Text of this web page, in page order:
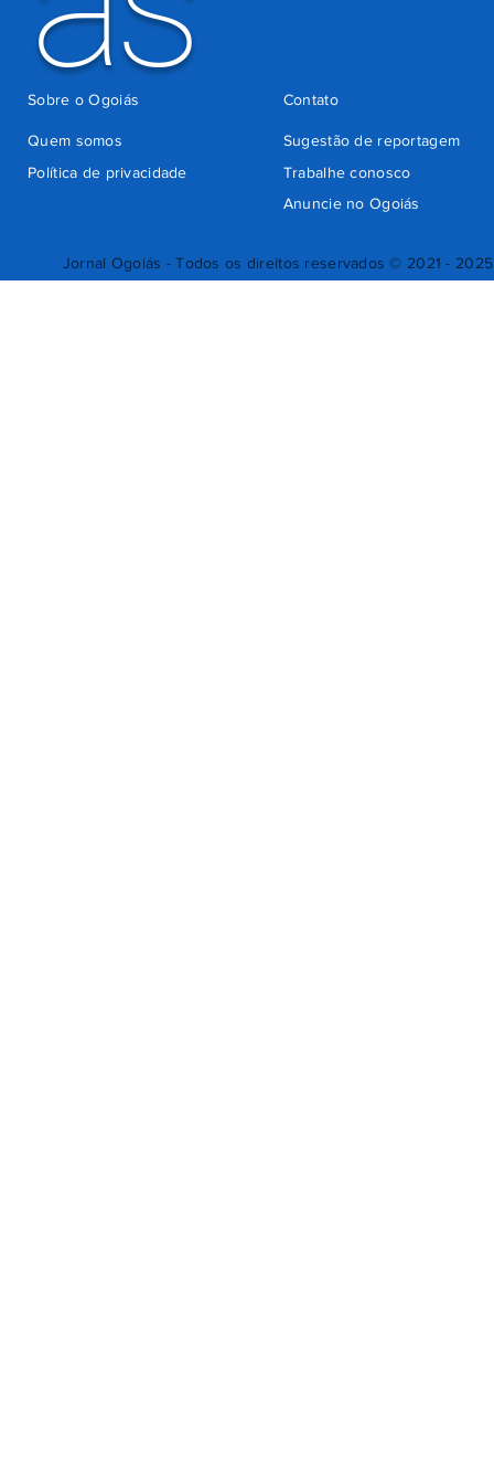
Jornal Ogoiás - Todos os direitos reservados © 2021 - 2025
Quem somos
Sugestão de reportagem
Trabalhe conosco
Política de privacidade
Anuncie no Ogoiás
Contato
Sobre o Ogoiás